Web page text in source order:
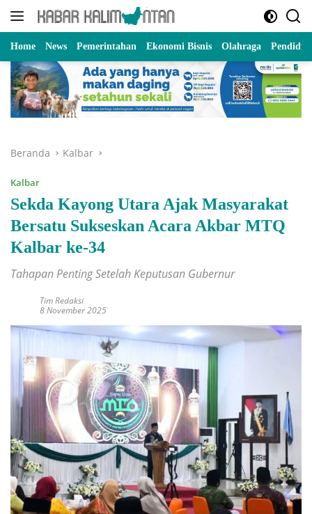
Langsung
Home News Pemerintahan Ekonomi Bisnis Olahraga
Beranda Kalbar
Kalbar
Sekda Kayong Utara Ajak Masyarakat
Bersatu Sukseskan Acara Akbar MTQ
Kalbar ke-34
Tahapan Penting Setelah Keputusan Gubernur
Tim Redaksi
8 November 2025